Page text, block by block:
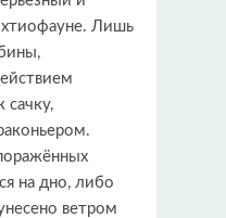
Лишь
сачку,
на дно, либо
ветром